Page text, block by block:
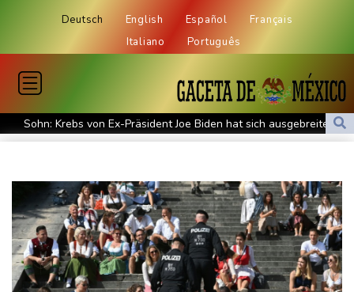
Deutsch English Español
Français
Italiano
Português
Sohn: Krebs von Ex-Präsident Joe Biden hat sich ausgebreitet
und Metastasen gebildet
Vorgaben des Bundes geknüpft
FIFA stärkt Infantino - und holt zum Rundumschlag aus
Torlos gegen Kaiserslautern: Stotterstart von Wolfsburg
Ätna auf Sizilien ausgebrochen - Flugverkehr in Catania
zeitweise eingeschränkt